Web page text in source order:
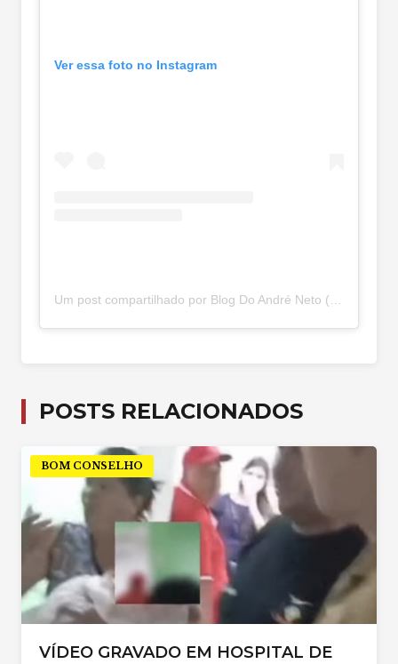
Ver essa foto no Instagram
Um post compartilhado por Blog Do André Neto (@blogdoandreneto)
POSTS RELACIONADOS
BOM CONSELHO
VÍDEO GRAVADO EM HOSPITAL DE